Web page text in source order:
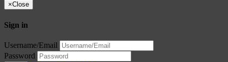
×Close
Sign in
Username/Email
Password